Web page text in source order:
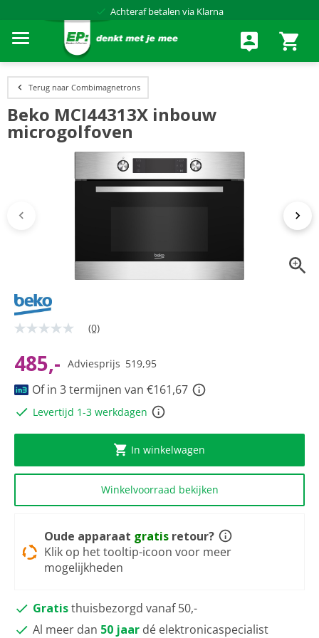
Achteraf betalen via Klarna
Terug naar Combimagnetrons
Beko MCI44313X inbouw
microgolfoven
Geen
Dezelfde
paginalink.
(0)
485,- Adviesprijs 519,95
Of in 3 termijnen van €161,67
Levertijd 1-3 werkdagen
In winkelwagen
Winkelvoorraad bekijken
Oude apparaat gratis retour?
Klik op het tooltip-icoon voor meer
mogelijkheden
Gratisthuisbezorgd vanaf 50,-
Al meer dan 50 jaar dé elektronicaspecialist